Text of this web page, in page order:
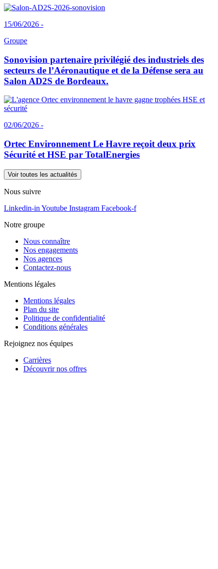
15/06/2026 -
Groupe
Sonovision partenaire privilégié des industriels des
secteurs de l’Aéronautique et de la Défense sera au
Salon AD2S de Bordeaux.
02/06/2026 -
Ortec Environnement Le Havre reçoit deux prix
Sécurité et HSE par TotalEnergies
Voir toutes les actualités
Nous suivre
Linkedin-in Youtube Instagram Facebook-f
Notre groupe
Nous connaître
Nos engagements
Nos agences
Contactez-nous
Mentions légales
Mentions légales
Plan du site
Politique de confidentialité
Conditions générales
Rejoignez nos équipes
Carrières
Découvrir nos offres